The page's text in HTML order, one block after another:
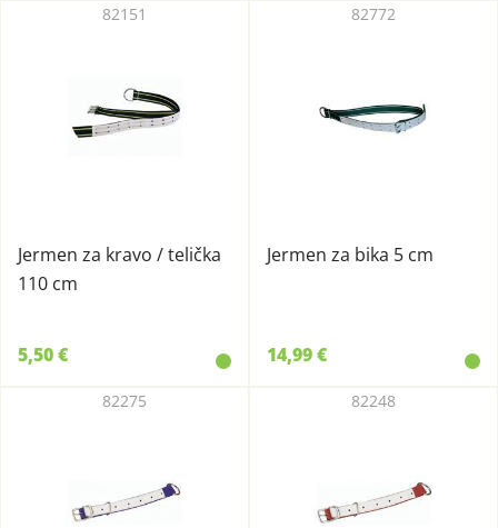
Jermen za kravo / telička
110 cm
82151
5,50 €
Jermen za bika 5 cm
82772
14,99 €
82275 82248